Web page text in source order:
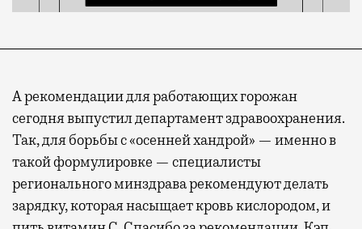
А рекомендации для работающих горожан
сегодня выпустил департамент здравоохранения.
Так, для борьбы с «осенней хандрой» — именно в
такой формулировке — специалисты
регионального минздрава рекомендуют делать
зарядку, которая насыщает кровь кислородом, и